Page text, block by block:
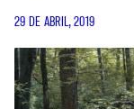
29 DE ABRIL, 2019